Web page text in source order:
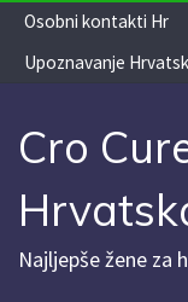
Skip
content
Osobni kontakti Hr
Upoznavanje
Cro
Najljepše žene za